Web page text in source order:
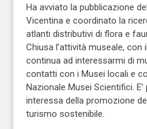
Ha avviato la pubblicazione
Vicentina e coordinato la
atlanti distributivi di flora e
Chiusa l’attività museale, con
continua ad interessarmi di
contatti con i Musei locali e
Nazionale Musei Scientifici.
interessa della promozione
turismo sostenibile.